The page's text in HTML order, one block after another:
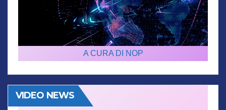
A CURA DI NOP
VIDEO NEWS